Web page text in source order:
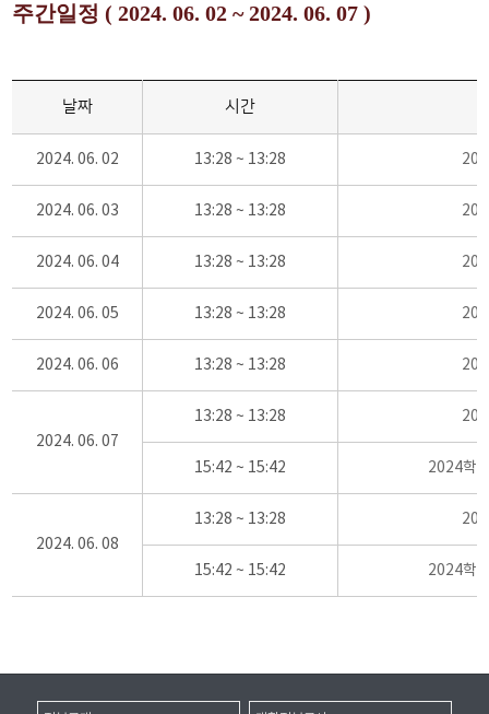
주간일정 ( 2024. 06. 02 ~ 2024. 06. 07 )
날짜 시간
2024. 06. 02 13:28 ~ 13:28
2024. 06. 03 13:28 ~ 13:28
2024. 06. 04 13:28 ~ 13:28
2024. 06. 05 13:28 ~ 13:28
2024. 06. 06 13:28 ~ 13:28
2024. 06. 07
13:28 ~ 13:28
15:42 ~ 15:42 2024학
2024. 06. 08
13:28 ~ 13:28
15:42 ~ 15:42 2024학